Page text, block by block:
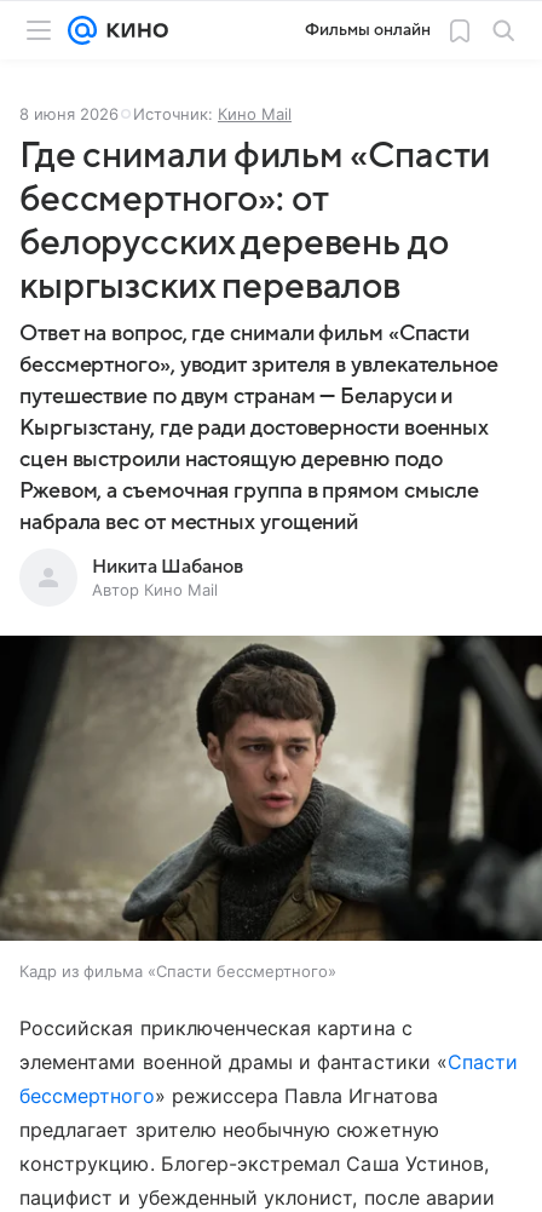
Фильмы онлайн
8 июня 2026 Источник: Кино Mail
Где снимали фильм «Спасти
бессмертного»: от
белорусских деревень до
кыргызских перевалов
Ответ на вопрос, где снимали фильм «Спасти
бессмертного», уводит зрителя в увлекательное
путешествие по двум странам — Беларуси и
Кыргызстану, где ради достоверности военных
сцен выстроили настоящую деревню подо
Ржевом, а съемочная группа в прямом смысле
набрала вес от местных угощений
Никита Шабанов
Автор Кино Mail
Кадр из фильма «Спасти бессмертного»
Российская приключенческая картина с
элементами военной драмы и фантастики «Спасти
бессмертного» режиссера Павла Игнатова
предлагает зрителю необычную сюжетную
конструкцию. Блогер-экстремал Саша Устинов,
пацифист и убежденный уклонист, после аварии